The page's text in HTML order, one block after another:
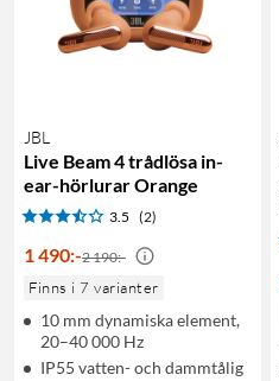
JBL
Live Beam 4 trådlösa in-
ear-hörlurar Orange
3.5 (2)
1 490:-2 190:-
Finns i 7 varianter
10 mm dynamiska element,
20–40 000 Hz
IP55 vatten- och dammtålig